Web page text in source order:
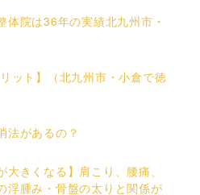
体院は36年の実績北九州市・
ット】（北九州市・小倉で徳
があるの？
大きくなる】肩こり、腰痛、
浮腫み・骨盤の太りと関係が